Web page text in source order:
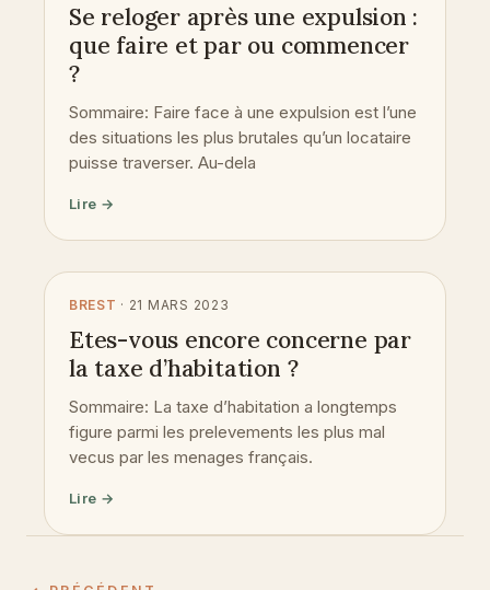
Se reloger après une expulsion :
que faire et par ou commencer
?
Sommaire: Faire face à une expulsion est l’une
des situations les plus brutales qu’un locataire
puisse traverser. Au-dela
Lire →
BREST · 21 MARS 2023
Etes-vous encore concerne par
la taxe d’habitation ?
Sommaire: La taxe d’habitation a longtemps
figure parmi les prelevements les plus mal
vecus par les menages français.
Lire →